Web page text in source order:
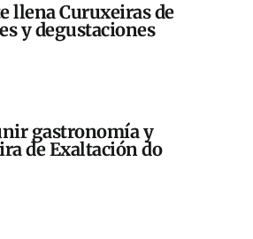
llena Curuxeiras de
y degustaciones
gastronomía y
de Exaltación do